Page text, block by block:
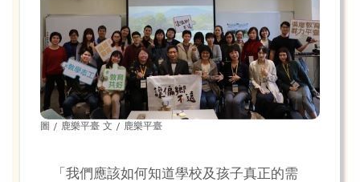
圖 / 鹿樂平臺 文 / 鹿樂平臺
「我們應該如何知道學校及孩子真正的需